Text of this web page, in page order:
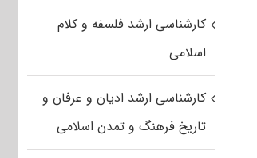
کارشناسی ارشد فلسفه و کلام
اسلامی
کارشناسی ارشد ادیان و عرفان و
تاریخ فرهنگ و تمدن اسلامی